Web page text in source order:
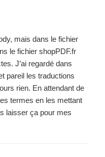
mais dans le fichier
le fichier shopPDF.fr
J’ai regardé dans
pareil les traductions
rien. En attendant de
termes en les mettant
laisser ça pour mes